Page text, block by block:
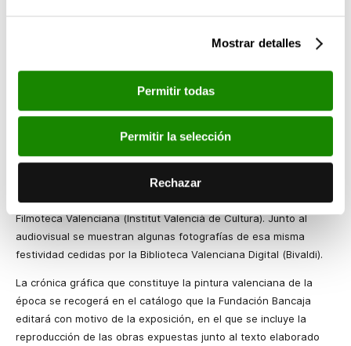
Mostrar detalles
Permitir todas
Permitir la selección
Rechazar
valenciana, así como la figura del campesino como sujeto
depositario de una identidad en vía de disolución ante el avance
Bernardo Ferrándiz, Muñoz Degrain, Ignacio Pinazo, José
Benlliure, Joaquín Sorolla, Cecilio Pla, José Mongrell, Vila
Prades, José Pinazo Martínez, Emilio Ferrer y Estellés Bartual,
entre otros.
La muestra incluye también un audiovisual con imágenes de la
Batalla de las Flores de 1905, procedentes de los fondos de la
Filmoteca Valenciana (Institut Valencià de Cultura). Junto al
audiovisual se muestran algunas fotografías de esa misma
festividad cedidas por la Biblioteca Valenciana Digital (Bivaldi).
La crónica gráfica que constituye la pintura valenciana de la
época se recogerá en el catálogo que la Fundación Bancaja
editará con motivo de la exposición, en el que se incluye la
reproducción de las obras expuestas junto al texto elaborado